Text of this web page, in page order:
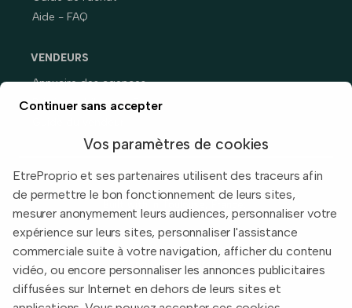
Aide - FAQ
VENDEURS
Annuaire des agences
Prix immobiliers en France
Informations légales
Conditions d'utilisation
Politique de confidentialité
Continuer sans accepter
Vos paramètres de cookies
EtreProprio et ses partenaires utilisent des traceurs afin
de permettre le bon fonctionnement de leurs sites,
mesurer anonymement leurs audiences, personnaliser votre
expérience sur leurs sites, personnaliser l'assistance
commerciale suite à votre navigation, afficher du contenu
vidéo, ou encore personnaliser les annonces publicitaires
diffusées sur Internet en dehors de leurs sites et